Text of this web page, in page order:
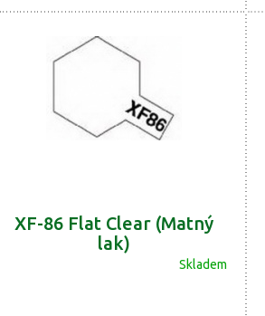
XF-86 Flat Clear (Matný
lak)
Skladem